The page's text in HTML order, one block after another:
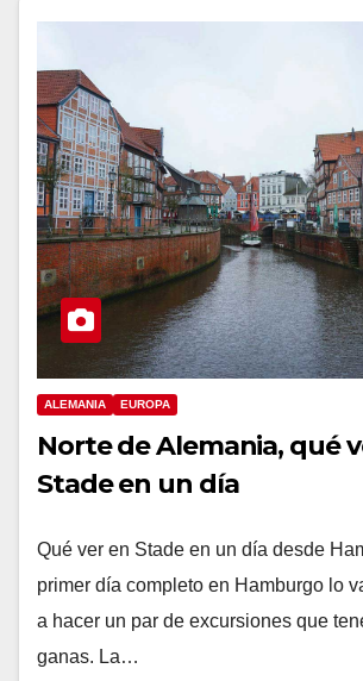
ALEMANIA EUROPA
Norte de Alemania, qué
Stade en un día
Qué ver en Stade en un día desde
primer día completo en Hamburgo lo
a hacer un par de excursiones que
ganas. La…